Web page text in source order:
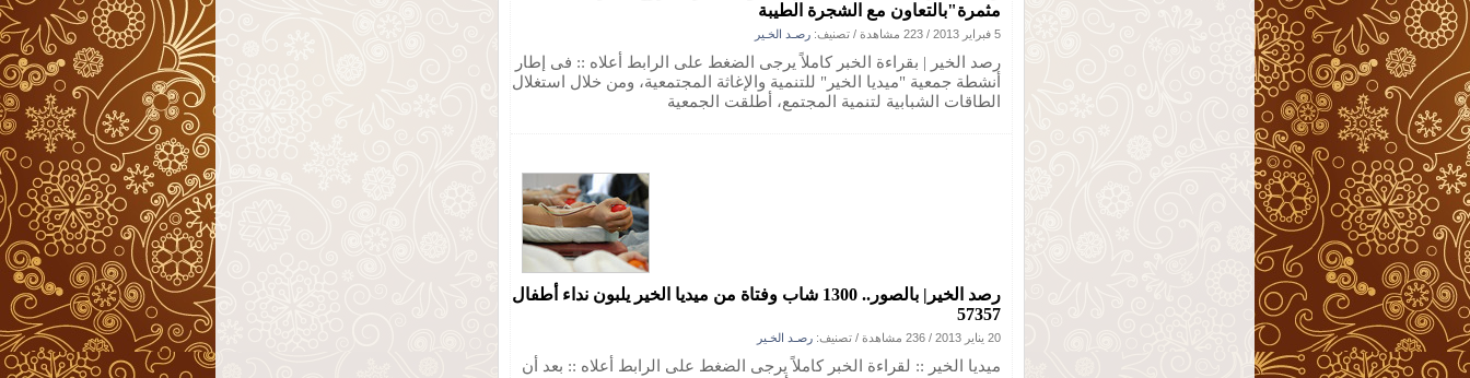
مثمرة"بالتعاون مع الشجرة الطيبة
5 فبراير 2013 / 223 مشاهدة / تصنيف: رصـد الخـير
رصد الخير | بقراءة الخبر كاملاً يرجى الضغط على الرابط أعلاه :: فى إطار
أنشطة جمعية "ميديا الخير" للتنمية والإغاثة المجتمعية، ومن خلال استغلال
الطاقات الشبابية لتنمية المجتمع، أطلقت الجمعية
رصد الخير| بالصور.. 1300 شاب وفتاة من ميديا الخير يلبون نداء أطفال
57357
20 يناير 2013 / 236 مشاهدة / تصنيف: رصـد الخـير
ميديا الخير :: لقراءة الخبر كاملاً يرجى الضغط على الرابط أعلاه :: بعد أن